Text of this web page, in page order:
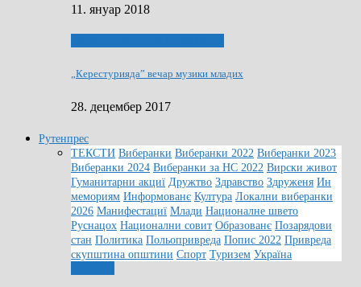
11. януар 2018
„Керестурияда” вечар музики младих
28. децембер 2017
Рутенпрес
ТЕКСТИ Виберанки Виберанки 2022 Виберанки 2023
Виберанки 2024 Виберанки за НС 2022 Вирски живот
Гуманитарни акциї Дружтво Здравство Здруженя Ин
мемориям Информованє Култура Локални виберанки
2026 Манифестациї Млади Националне швето
Руснацох Национални совит Образованє Позарядови
стан Политика Польопривреда Попис 2022 Привреда
скупштина општини Спорт Туризем Україна